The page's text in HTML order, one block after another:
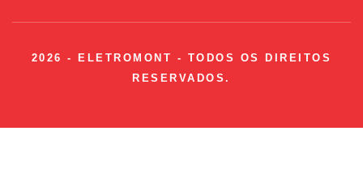
2026 - ELETROMONT - TODOS OS DIREITOS
RESERVADOS.